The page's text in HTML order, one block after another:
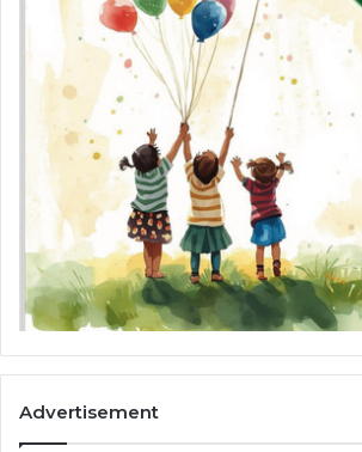
Advertisement